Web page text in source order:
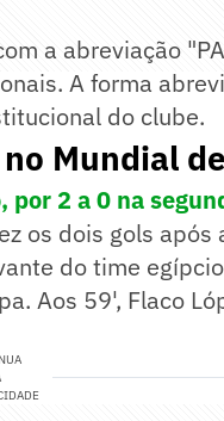
a abreviação
A forma
do clube.
Mundial
2 a 0 na
os dois gols após
do time
Aos 59', Flaco